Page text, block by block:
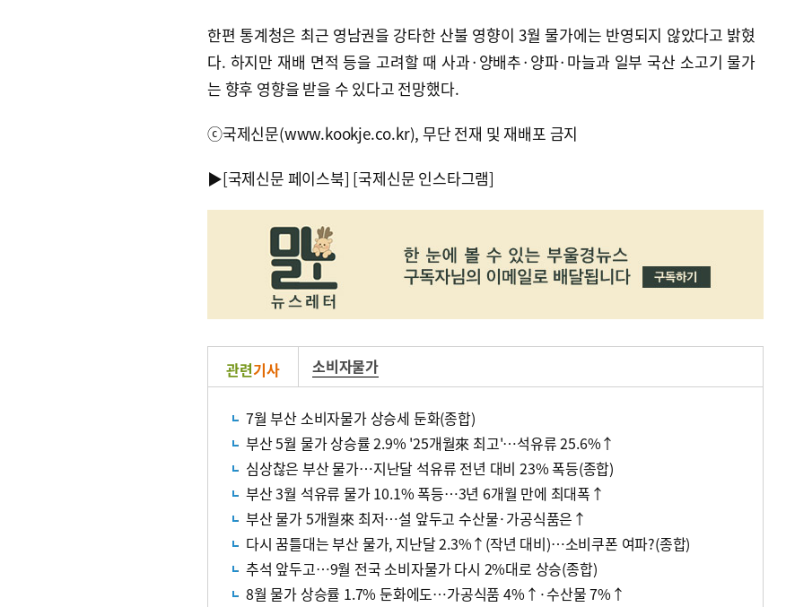
한편 통계청은 최근 영남권을 강타한 산불 영향이 3월 물가에는 반영되지 않았다고 밝혔
다. 하지만 재배 면적 등을 고려할 때 사과·양배추·양파·마늘과 일부 국산 소고기 물가
는 향후 영향을 받을 수 있다고 전망했다.
ⓒ국제신문(www.kookje.co.kr), 무단 전재 및 재배포 금지
▶[국제신문 페이스북] [국제신문 인스타그램]
관련기사 소비자물가
7월 부산 소비자물가 상승세 둔화(종합)
부산 5월 물가 상승률 2.9% '25개월來 최고'…석유류 25.6%↑
심상찮은 부산 물가…지난달 석유류 전년 대비 23% 폭등(종합)
부산 3월 석유류 물가 10.1% 폭등…3년 6개월 만에 최대폭↑
부산 물가 5개월來 최저…설 앞두고 수산물·가공식품은↑
다시 꿈틀대는 부산 물가, 지난달 2.3%↑(작년 대비)…소비쿠폰 여파?(종합)
추석 앞두고…9월 전국 소비자물가 다시 2%대로 상승(종합)
8월 물가 상승률 1.7% 둔화에도…가공식품 4%↑·수산물 7%↑